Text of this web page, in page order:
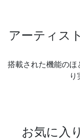
アーティス
搭載された機能のほ
お気に入